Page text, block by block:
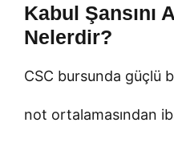
Kabul Şansını
Nelerdir?
CSC bursunda güçlü
not ortalamasından